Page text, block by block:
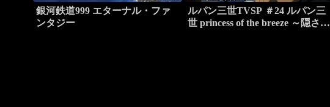
銀河鉄道999 エターナル・ファ
ンタジー
ルパン三世TVSP ＃24 ルパン三
世 princess of the breeze ～隠され